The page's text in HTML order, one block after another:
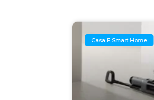
Casa E Smart Home